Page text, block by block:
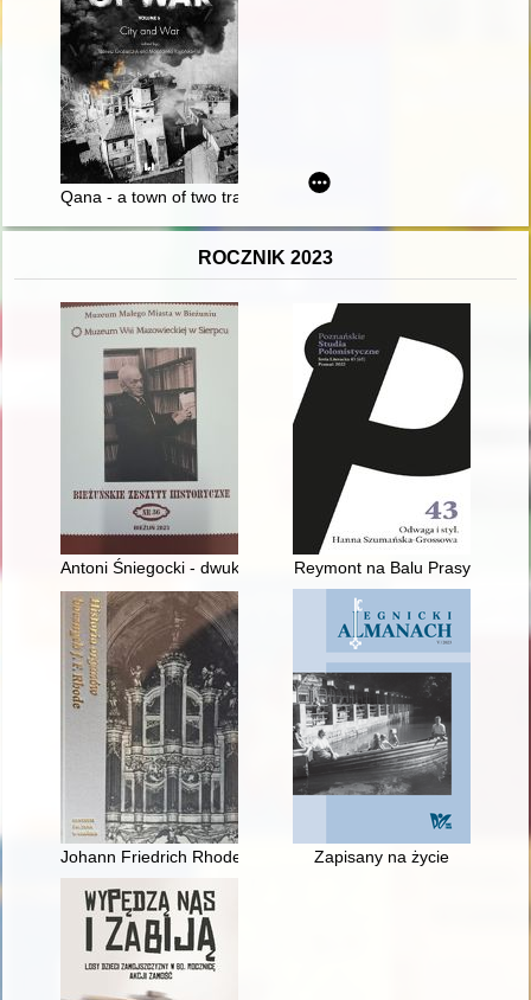
Qana - a town of two tragedies
ROCZNIK 2023
Antoni Śniegocki - dwukrotny powstaniec : uczestnik powstań
Reymont na Balu Prasy
Johann Friedrich Rhode : organmistrz i jego dzieło :
Zapisany na życie